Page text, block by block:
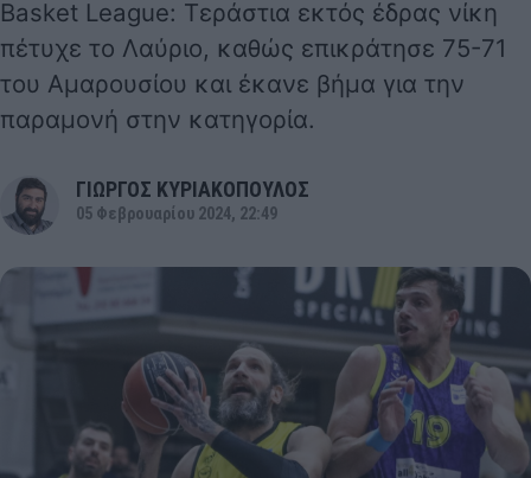
Basket League: Τεράστια εκτός έδρας νίκη
πέτυχε το Λαύριο, καθώς επικράτησε 75-71
του Αμαρουσίου και έκανε βήμα για την
παραμονή στην κατηγορία.
ΓΙΩΡΓΟΣ ΚΥΡΙΑΚΟΠΟΥΛΟΣ
05 Φεβρουαρίου 2024, 22:49